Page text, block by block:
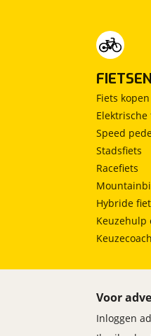
FIETSEN
Fiets kopen
Elektrische
Speed
Stadsfiets
Racefiets
Hybride
Keuzehulp
Keuzecoach
Voor
Inloggen